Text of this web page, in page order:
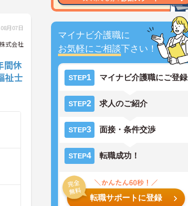
マイナビ介護職に
お気軽にご相談下さい！
STEP1 マイナビ介護職にご登録
STEP2 求人のご紹介
STEP3 面接・条件交渉
STEP4 転職成功！
転職サポートに登録
月07日
株式会社
間休
祉士